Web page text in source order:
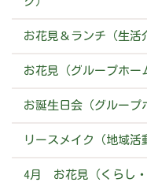
お花見＆ランチ（生活
お花見（グループホー
お誕生日会（グループ
リースメイク（地域活
4月 お花見（くらし・